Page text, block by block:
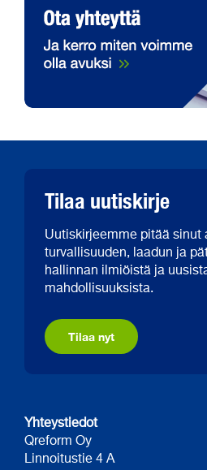
Tilaa uutiskirje
Uutiskirjeemme pitää sinut
turvallisuuden, laadun ja
hallinnan ilmiöistä ja
mahdollisuuksista.
Tilaa nyt
Yhteystiedot
Qreform Oy
Linnoitustie 4 A